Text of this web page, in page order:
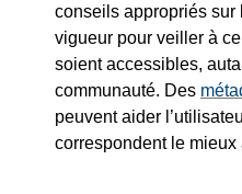
conseils appropriés sur
vigueur pour veiller à
soient accessibles,
communauté. Des
peuvent aider
correspondent le mieux